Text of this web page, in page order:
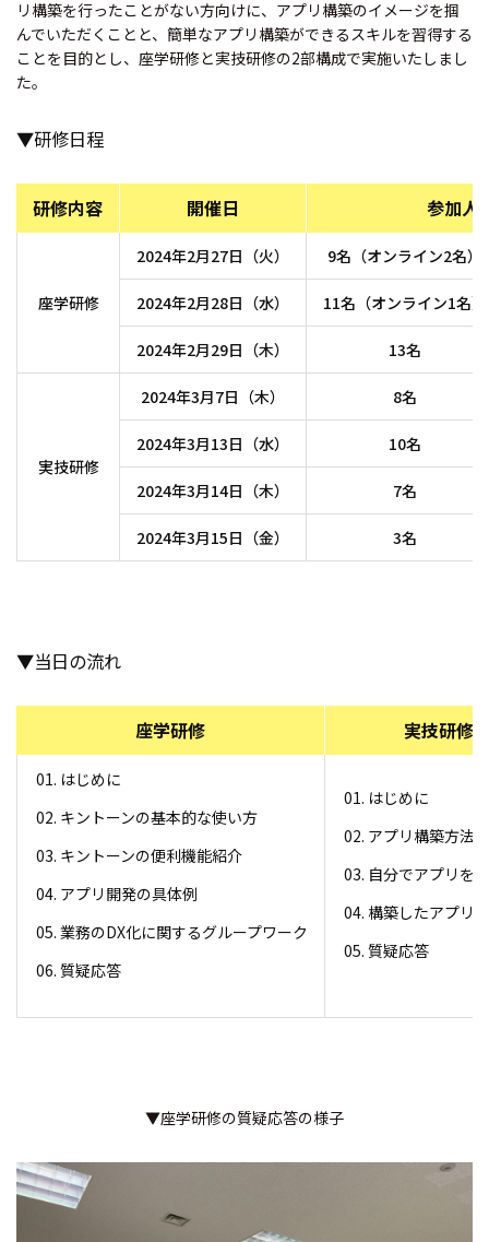
リ構築を行ったことがない方向けに、アプリ構築のイメージを掴
んでいただくことと、簡単なアプリ構築ができるスキルを習得する
ことを目的とし、座学研修と実技研修の2部構成で実施いたしまし
た。
▼研修日程
研修内容 開催日 参加人
座学研修
2024年2月27日（火） 9名（オンライン2名）
2024年2月28日（水） 11名（オンライン1名）
2024年2月29日（木） 13名
実技研修
2024年3月7日（木） 8名
2024年3月13日（水） 10名
2024年3月14日（木） 7名
2024年3月15日（金） 3名
▼当日の流れ
座学研修 実技研修
はじめに
キントーンの基本的な使い方
キントーンの便利機能紹介
アプリ開発の具体例
業務のDX化に関するグループワーク
質疑応答
はじめに
アプリ構築方法
自分でアプリを
構築したアプリ
質疑応答
▼座学研修の質疑応答の様子